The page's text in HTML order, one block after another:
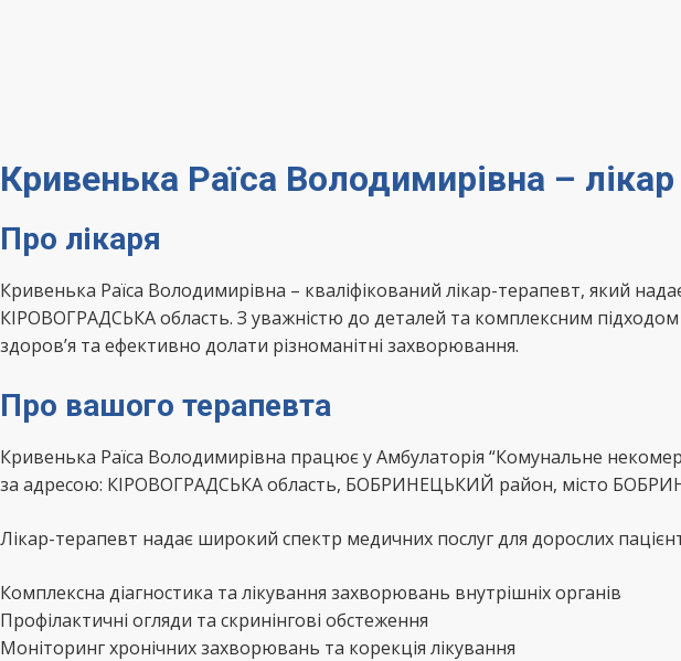
Кривенька Раїса Володимирівна –
Про лікаря
Кривенька Раїса Володимирівна – кваліфікований лікар-терапевт, який
КІРОВОГРАДСЬКА область. З уважністю до деталей та комплексним
здоров’я та ефективно долати різноманітні захворювання.
Про вашого терапевта
Кривенька Раїса Володимирівна працює у Амбулаторія “Комунальне
за адресою: КІРОВОГРАДСЬКА область, БОБРИНЕЦЬКИЙ район, місто
Лікар-терапевт надає широкий спектр медичних послуг для дорослих
Комплексна діагностика та лікування захворювань внутрішніх органів
Профілактичні огляди та скринінгові обстеження
Моніторинг хронічних захворювань та корекція лікування